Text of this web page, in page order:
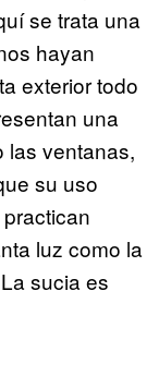
se trata una
hayan
exterior todo
una
las ventanas,
su uso
luz como la
sucia es